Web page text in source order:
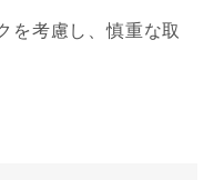
を考慮し、慎重な取